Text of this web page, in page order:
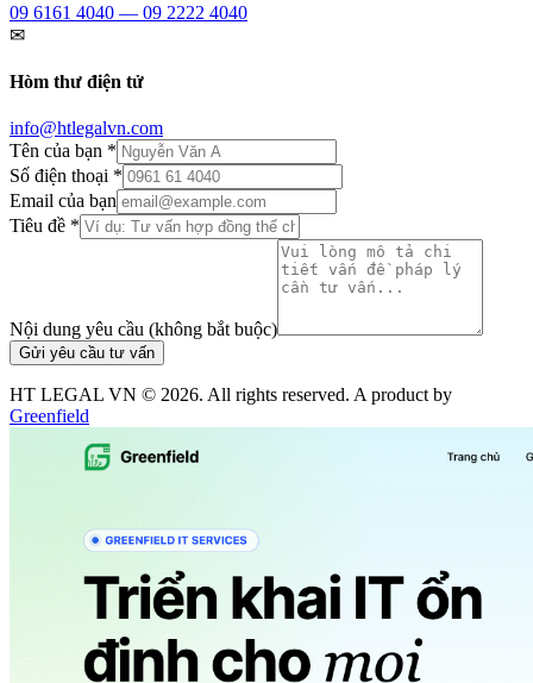
09 6161 4040 — 09 2222 4040
✉
Hòm thư điện tử
info@htlegalvn.com
Tên của bạn *
Số điện thoại *
Email của bạn
Tiêu đề *
Nội dung yêu cầu (không bắt buộc)
Gửi yêu cầu tư vấn
HT LEGAL VN © 2026. All rights reserved. A product by
Greenfield